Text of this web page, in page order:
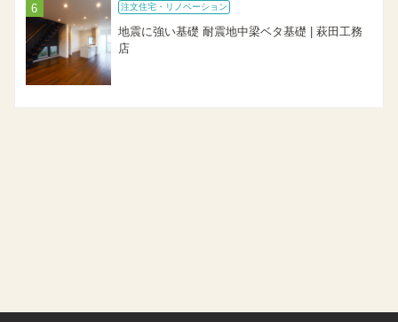
注文住宅・リノベーション
地震に強い基礎 耐震地中梁ベタ基礎 | 萩田工務
店